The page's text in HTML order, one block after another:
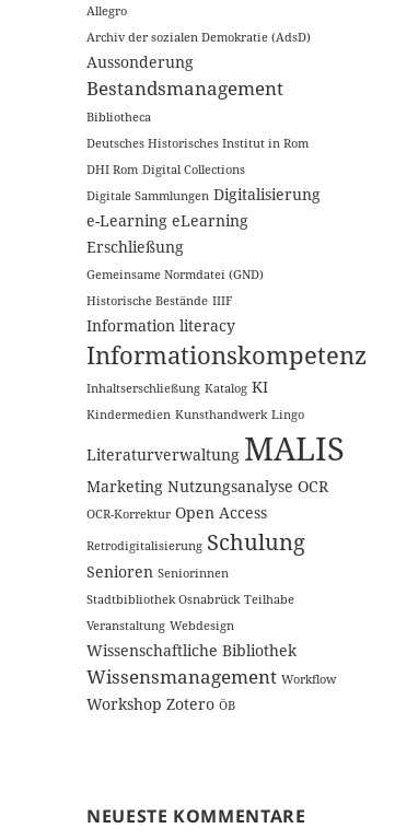
Allegro
Archiv der sozialen Demokratie (AdsD)
Aussonderung
Bestandsmanagement
Bibliotheca
Deutsches Historisches Institut in Rom
DHI Rom Digital Collections
Digitale Sammlungen Digitalisierung
e-Learning eLearning
Erschließung
Gemeinsame Normdatei (GND)
Historische Bestände IIIF
Information literacy
Informationskompetenz
Inhaltserschließung Katalog KI
Kindermedien Kunsthandwerk Lingo
Literaturverwaltung MALIS
Marketing Nutzungsanalyse OCR
OCR-Korrektur Open Access
Retrodigitalisierung Schulung
Senioren Seniorinnen
Stadtbibliothek Osnabrück Teilhabe
Veranstaltung Webdesign
Wissenschaftliche Bibliothek
Wissensmanagement Workflow
Workshop Zotero ÖB
NEUESTE KOMMENTARE